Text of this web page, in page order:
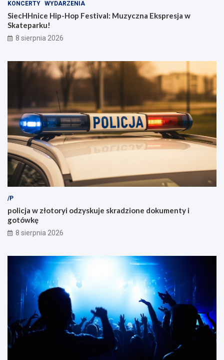
KONCERTY WYDARZENIA
SiecHHnice Hip-Hop Festival: Muzyczna Ekspresja w
Skateparku!
8 sierpnia 2026
/P
policja w złotoryi odzyskuje skradzione dokumenty i
gotówkę
8 sierpnia 2026